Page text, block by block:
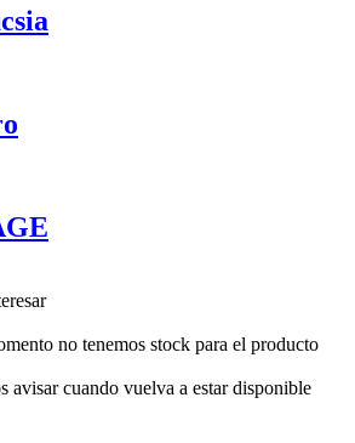
no tenemos stock para el producto
avisar cuando vuelva a estar disponible